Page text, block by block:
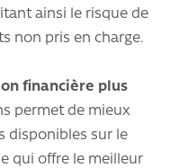
ainsi le risque de
non pris en charge.
financière plus
permet de mieux
disponibles sur le
qui offre le meilleur